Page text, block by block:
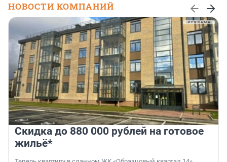
НОВОСТИ КОМПАНИЙ
Скидка до 880 000 рублей на готовое
жильё*